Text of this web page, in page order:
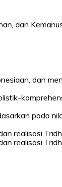
dan
dan
pada
realisasi
realisasi